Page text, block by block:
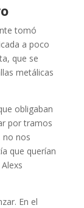
tomó
a poco
que se
metálicas
obligaban
por tramos
no nos
que querían
En el